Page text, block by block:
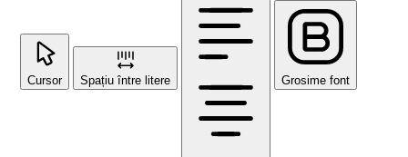
Cursor Spațiu între litere Grosime font